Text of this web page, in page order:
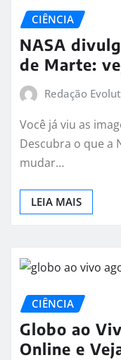
CIÊNCIA
NASA
de Marte:
Redação
Você já viu as
Descubra o que a
mudar…
LEIA MAIS
CIÊNCIA
Globo ao
Online e